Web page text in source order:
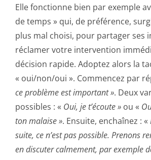
Elle fonctionne bien par exemple
de temps » qui, de préférence,
plus mal choisi, pour partager ses
réclamer votre intervention
décision rapide. Adoptez alors la
« oui/non/oui ». Commencez par
ce problème est important ». Deux
possibles : « Oui, je t’écoute » ou «
ton malaise ». Ensuite, enchaînez : «
suite, ce n’est pas possible. Prenons
en discuter calmement, par exemple